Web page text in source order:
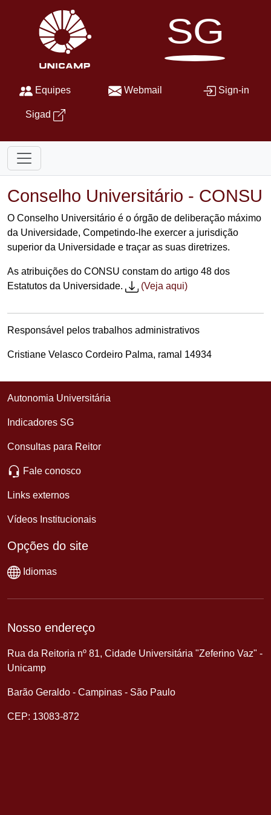
SG
Equipes Webmail Sign-in
Sigad
Conselho Universitário - CONSU
O Conselho Universitário é o órgão de deliberação máximo
da Universidade, Competindo-lhe exercer a jurisdição
superior da Universidade e traçar as suas diretrizes.
As atribuições do CONSU constam do artigo 48 dos
Estatutos da Universidade.
(Veja aqui)
Responsável pelos trabalhos administrativos
Cristiane Velasco Cordeiro Palma, ramal 14934
Autonomia Universitária
Indicadores SG
Consultas para Reitor
Fale conosco
Links externos
Vídeos Institucionais
Opções do site
Idiomas
Nosso endereço
Rua da Reitoria nº 81, Cidade Universitária "Zeferino Vaz" -
Unicamp
Barão Geraldo - Campinas - São Paulo
CEP: 13083-872